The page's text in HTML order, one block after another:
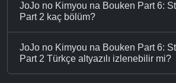
JoJo no Kimyou na Bouken Part 6:
Part 2 kaç bölüm?
JoJo no Kimyou na Bouken Part 6:
Part 2 Türkçe altyazılı izlenebilir mi?